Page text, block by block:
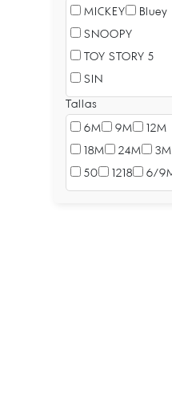
MICKEY
Bluey
SNOOPY
TOY STORY 5
SIN
Tallas
6M
9M
12M
18M
24M
3M
50
1218 6/